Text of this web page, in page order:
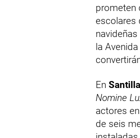
prometen
escolares
la
En
Nomine
actores
de seis